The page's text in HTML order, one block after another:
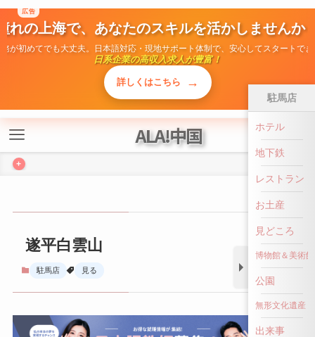
広告
れの上海で、あなたのスキルを活かしませんか
が初めてでも大丈夫。日本語対応・現地サポート体制で、安心してスタートで
日系企業の高収入求人が豊富！
詳しくはこちら
ALA!中国
+
遂平白雲山
前へ戻る
駐馬店
ホテル
地下鉄
レストラン
お土産
見どころ
博物館＆美術館
公園
無形文化遺産
出来事